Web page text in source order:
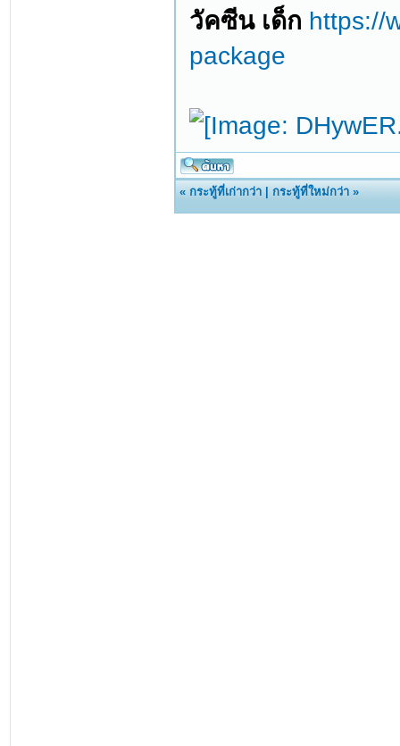
วัคซีน เด็ก https://
package
«กระทู้ที่เก่ากว่า |กระทู้ที่ใหม่กว่า »